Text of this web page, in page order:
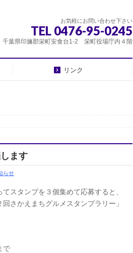
お気軽にお問い合わせ下さい
TEL 0476-95-0245
千葉県印旛郡栄町安食台1-2 栄町役場庁内４階
リンク
ます
らせ
スタンプを３個集めて応募すると、
さかえまちグルメスタンプラリー」
で